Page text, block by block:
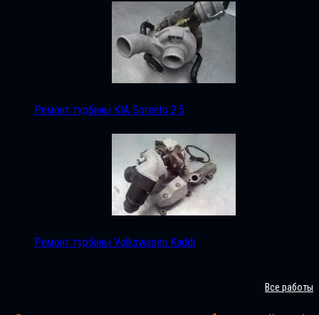
Ремонт турбины KIA Sorento 2.5
Ремонт турбины Volkswagen Kaddi
Все работы